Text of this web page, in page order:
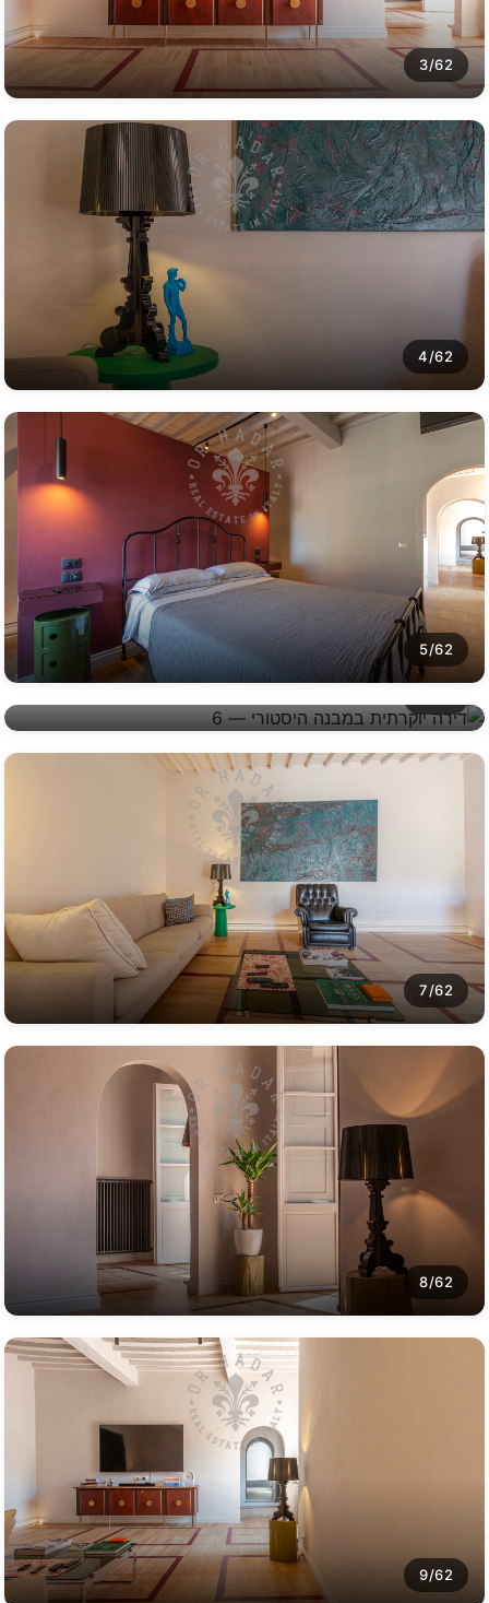
3/62
4/62
5/62
7/62
8/62
9/62